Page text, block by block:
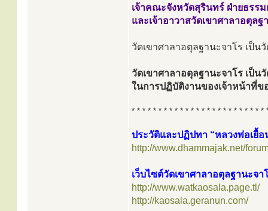
เจ้าคณะจังหวัดสุรินทร์ ฝ่ายธรรม
และเจ้าอาวาสวัดเขาศาลาอตุลฐ
วัดเขาศาลาอตุลฐานะจาโร เป็
วัดเขาศาลาอตุลฐานะจาโร เป็
ในการปฏิบัติงานของเจ้าหน้าที่
* * * * * * * * * * * * * * * * * * * * * * * * *
ประวัติและปฏิปทา “หลวงพ่อเยื้
http://www.dhammajak.net/
เว็บไซต์วัดเขาศาลาอตุลฐานะจา
http://www.watkaosala.page.tl/
http://kaosala.geranun.com/